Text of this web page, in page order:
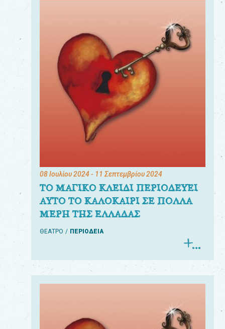
08 Ιουλίου 2024- 11 Σεπτεμβρίου 2024
ΤΟ ΜΑΓΙΚΟ ΚΛΕΙΔΙ ΠΕΡΙΟΔΕΥΕΙ
ΑΥΤΟ ΤΟ ΚΑΛΟΚΑΙΡΙ ΣΕ ΠΟΛΛΑ
ΜΕΡΗ ΤΗΣ ΕΛΛΑΔΑΣ
ΘΕΑΤΡΟ ΠΕΡΙΟΔΕΙΑ